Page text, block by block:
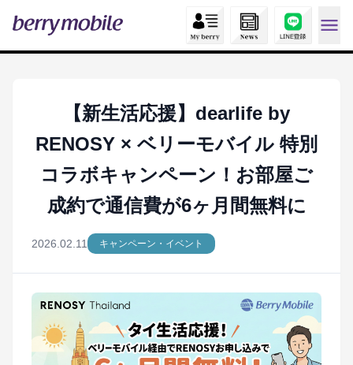
【新生活応援】dearlife by
RENOSY × ベリーモバイル 特別
コラボキャンペーン！お部屋ご
成約で通信費が6ヶ月間無料に
2026.02.11 キャンペーン・イベント